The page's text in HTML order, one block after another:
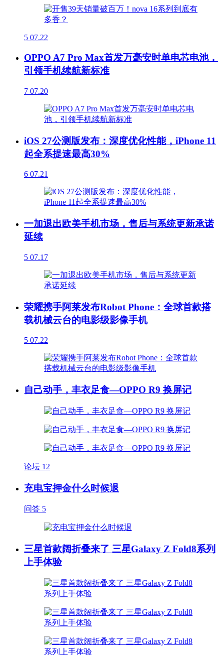
5 07.22
OPPO A7 Pro Max首发万毫安时单电芯电池，
引领手机续航新标准
7 07.20
iOS 27公测版发布：深度优化性能，iPhone 11
起全系提速最高30%
6 07.21
一加退出欧美手机市场，售后与系统更新承诺
延续
5 07.17
荣耀携手阿莱发布Robot Phone：全球首款搭
载机械云台的电影级影像手机
5 07.22
自己动手，丰衣足食—OPPO R9 换屏记
论坛 12
充电宝押金什么时候退
问答 5
三星首款阔折叠来了 三星Galaxy Z Fold8系列
上手体验